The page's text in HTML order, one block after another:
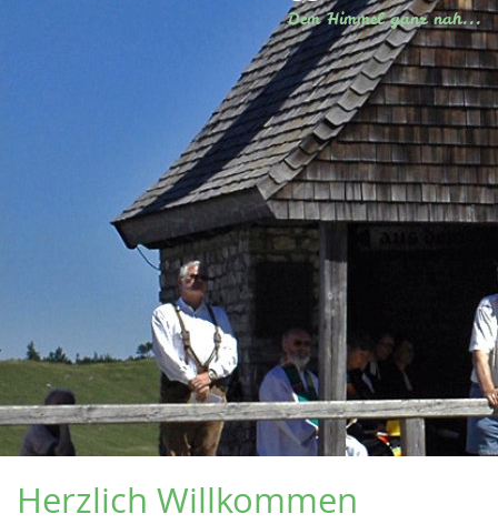
Dem Himmel ganz nah...
Herzlich Willkommen